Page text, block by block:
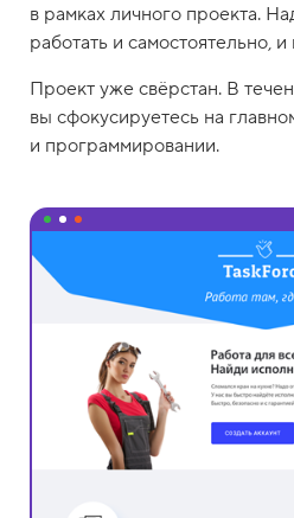
в рамках личного проекта.
работать и самостоятельно,
Проект уже свёрстан. В
вы сфокусируетесь на
и программировании.